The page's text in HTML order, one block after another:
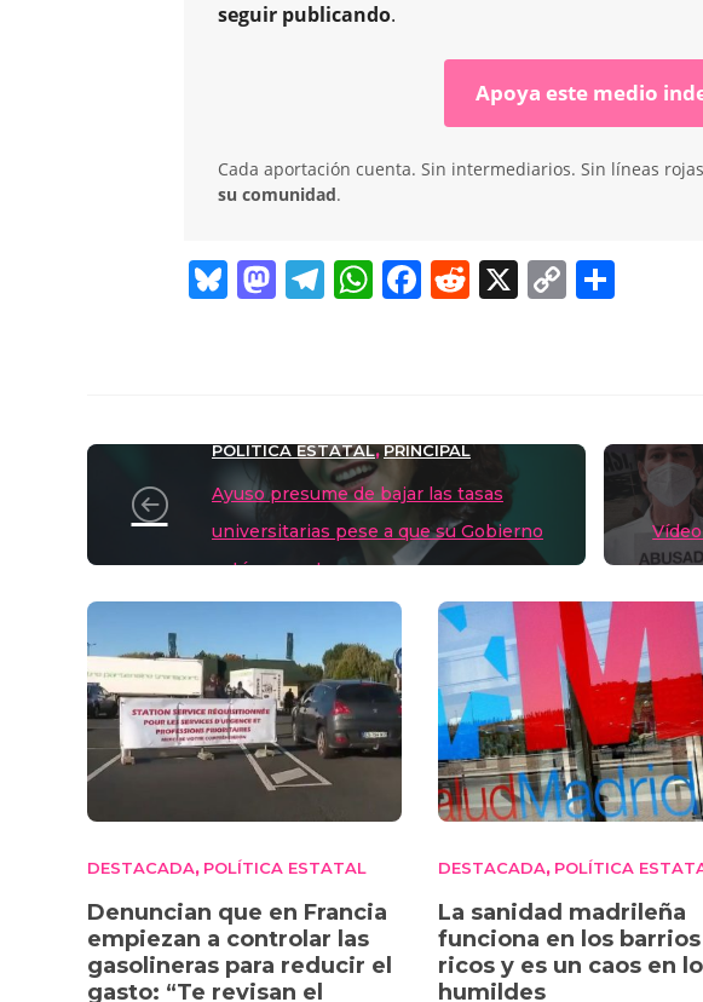
seguir publicando.
Apoya este medio
Cada aportación cuenta. Sin intermediarios. Sin líneas
su comunidad.
Bl
y
M
d
o
n
T
a
m
W
A
p
p
F
b
o
o
k
R
t
X
C
Li ar
tir
POLÍTICA ESTATAL, PRINCIPAL
Ayuso presume de bajar las tasas
universitarias pese a que su Gobierno
votó en contra
DESTACADA, POLÍTICA ESTATAL
Denuncian que en Francia
empiezan a controlar las
gasolineras para reducir el
gasto: “Te revisan el
DESTACADA, POLÍTICA
La sanidad madrileña
funciona en los barrios
ricos y es un caos en
humildes